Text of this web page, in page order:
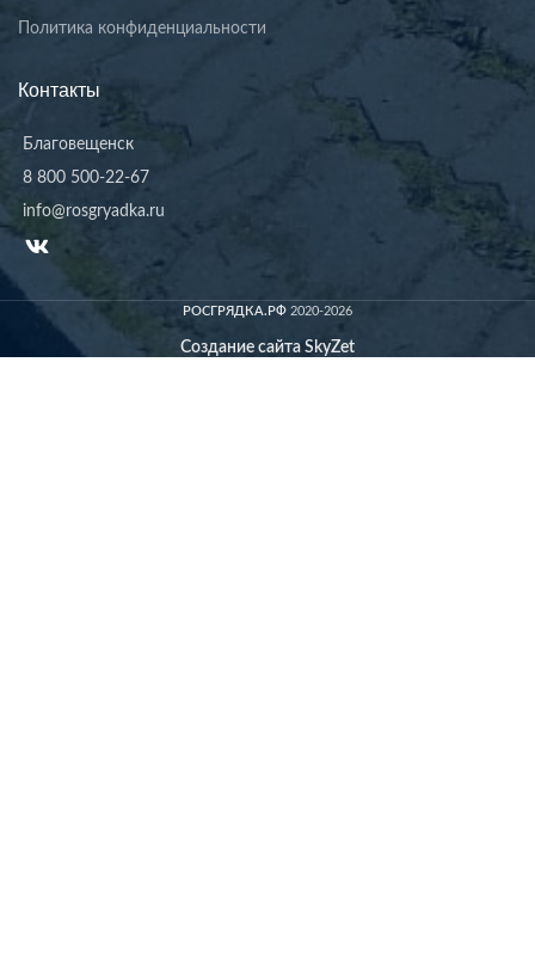
Политика конфиденциальности
Контакты
Благовещенск
8 800 500-22-67
info@rosgryadka.ru
РОСГРЯДКА.РФ 2020-2026
Создание сайта SkyZet